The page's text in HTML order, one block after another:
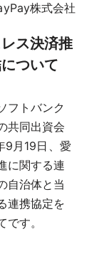
株式会社
ス決済推
ついて
フトバンク
共同出資会
9月19日、愛
に関する連
自治体と当
連携協定を
す。